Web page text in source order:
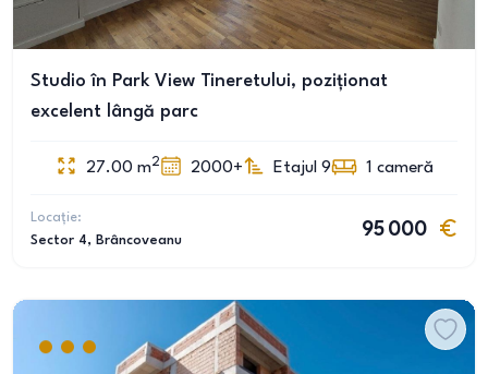
Studio în Park View Tineretului, poziționat
excelent lângă parc
27.00 m2 2000+ Etajul 9 1 cameră
Locație:
Sector 4, Brâncoveanu
95 000